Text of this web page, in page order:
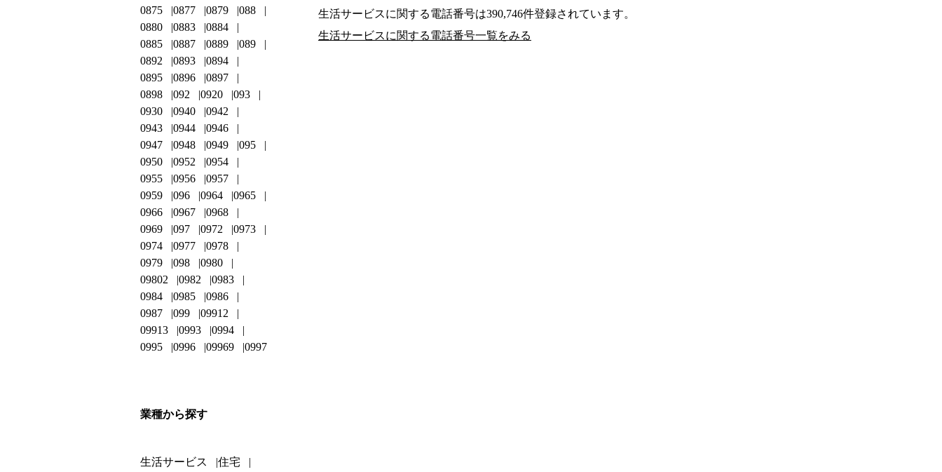
生活サービスに関する電話番号は390,746件登録されています。
生活サービスに関する電話番号一覧をみる
0875
0877 0879
088
0880
0883
0884
0885
0887 0889
089
0892
0893
0894
0895
0896
0897
0898
092 0920
093
0930
0940
0942
0943
0944
0946
0947
0948 0949
095
0950
0952
0954
0955
0956
0957
0959
096 0964
0965
0966
0967
0968
0969
097 0972
0973
0974
0977
0978
0979
098
0980
09802
0982
0983
0984
0985
0986
0987
099
09912
09913
0993
0994
0995
0996 09969 0997
業種から探す
生活サービス 住宅